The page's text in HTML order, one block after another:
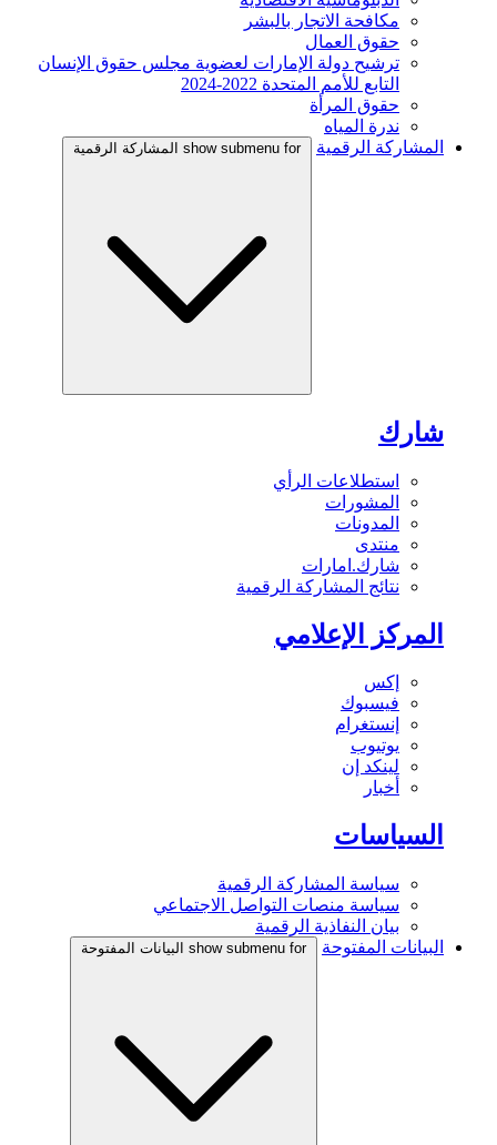
مكافحة الاتجار بالبشر
حقوق العمال
ترشيح دولة الإمارات لعضوية مجلس حقوق الإنسان
التابع للأمم المتحدة 2022-2024
حقوق المرأة
ندرة المياه
المشاركة الرقمية
show submenu for المشاركة الرقمية
شارك
استطلاعات الرأي
المشورات
المدونات
منتدى
شارك.امارات
نتائج المشاركة الرقمية
المركز الإعلامي
إكس
فيسبوك
إنستغرام
يوتيوب
لينكد إن
أخبار
السياسات
سياسة المشاركة الرقمية
سياسة منصات التواصل الاجتماعي
بيان النفاذية الرقمية
البيانات المفتوحة
show submenu for البيانات المفتوحة